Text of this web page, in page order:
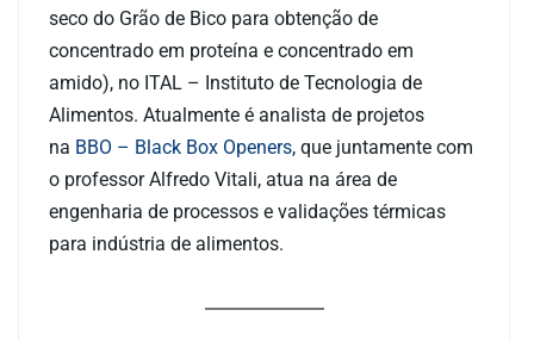
seco do Grão de Bico para obtenção de
concentrado em proteína e concentrado em
amido), no ITAL – Instituto de Tecnologia de
Alimentos. Atualmente é analista de projetos
na BBO – Black Box Openers, que juntamente com
o professor Alfredo Vitali, atua na área de
engenharia de processos e validações térmicas
para indústria de alimentos.